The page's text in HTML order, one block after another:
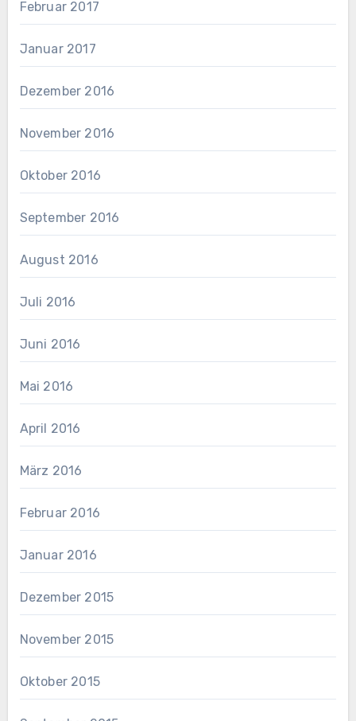
Februar 2017
Januar 2017
Dezember 2016
November 2016
Oktober 2016
September 2016
August 2016
Juli 2016
Juni 2016
Mai 2016
April 2016
März 2016
Februar 2016
Januar 2016
Dezember 2015
November 2015
Oktober 2015